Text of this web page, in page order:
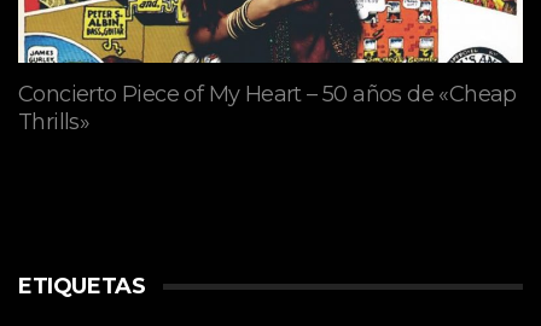
Concierto Piece of My Heart – 50 años de «Cheap
Thrills»
ETIQUETAS